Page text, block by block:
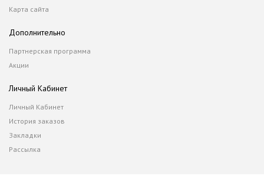
Карта сайта
Дополнительно
Партнерская программа
Акции
Личный Кабинет
Личный Кабинет
История заказов
Закладки
Рассылка